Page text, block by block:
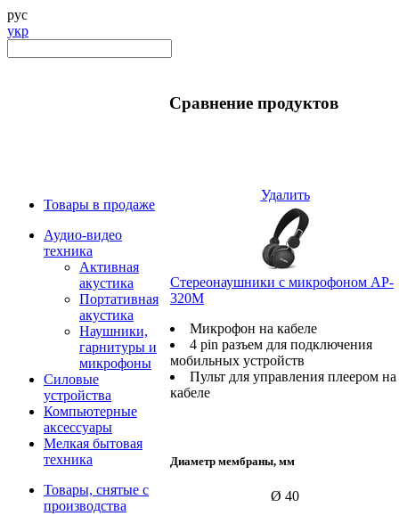
рус
укр
Товары в продаже
Аудио-видео
техника
Активная
акустика
Портативная
акустика
Наушники,
гарнитуры и
микрофоны
Силовые
устройства
Компьютерные
аксессуары
Мелкая бытовая
техника
Товары, снятые с
производства
Сравнение продуктов
Удалить
Стереонаушники с микрофоном AP-
320M
Микрофон на кабеле
4 pin разъем для подключения
мобильных устройств
Пульт для управления плеером на
кабеле
Диаметр мембраны, мм
Ø 40